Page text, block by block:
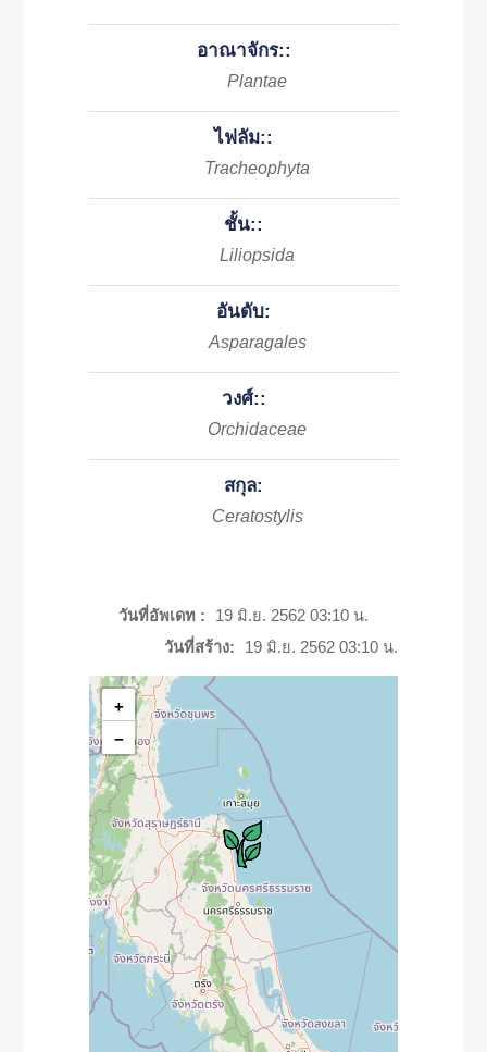
อาณาจักร::
Plantae
ไฟลัม::
Tracheophyta
ชั้น::
Liliopsida
อันดับ:
Asparagales
วงศ์::
Orchidaceae
สกุล:
Ceratostylis
วันที่อัพเดท :
19 มิ.ย. 2562 03:10 น.
วันที่สร้าง:
19 มิ.ย. 2562 03:10 น.
+
−